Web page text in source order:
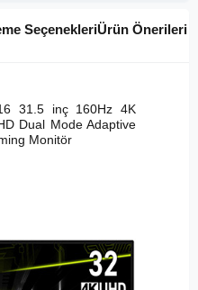
SeçenekleriÜrün Önerileri
31.5 inç 160Hz 4K
Dual Mode Adaptive
Monitör